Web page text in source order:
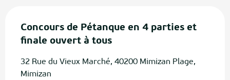
Concours de Pétanque en 4 parties et
finale ouvert à tous
32 Rue du Vieux Marché, 40200 Mimizan Plage,
Mimizan